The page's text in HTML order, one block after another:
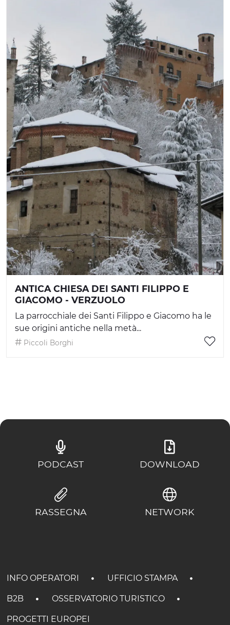
ANTICA CHIESA DEI SANTI FILIPPO E
GIACOMO - VERZUOLO
La parrocchiale dei Santi Filippo e Giacomo ha le
sue origini antiche nella metà...
Piccoli Borghi
PODCAST DOWNLOAD
RASSEGNA NETWORK
INFO OPERATORI UFFICIO STAMPA
B2B OSSERVATORIO TURISTICO
PROGETTI EUROPEI